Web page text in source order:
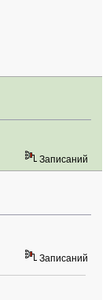
Записаний
Записаний